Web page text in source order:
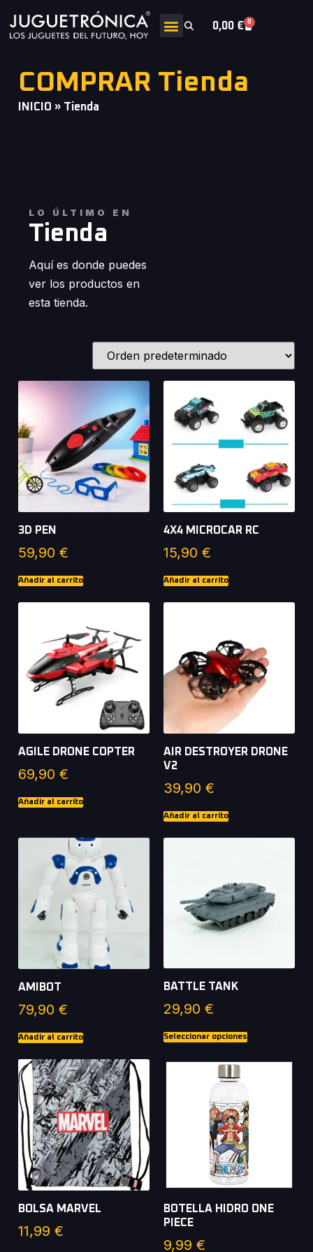
0,00 € 0
COMPRAR Tienda
INICIO » Tienda
LO ÚLTIMO EN
Tienda
Aquí es donde puedes
ver los productos en
esta tienda.
3D PEN
59,90 €
Añadir al carrito
4X4 MICROCAR RC
15,90 €
Añadir al carrito
AGILE DRONE COPTER
69,90 €
Añadir al carrito
AIR DESTROYER DRONE
V2
39,90 €
Añadir al carrito
AMIBOT
79,90 €
Añadir al carrito
BATTLE TANK
29,90 €
Seleccionar opciones
BOLSA MARVEL
11,99 €
BOTELLA HIDRO ONE
PIECE
9,99 €